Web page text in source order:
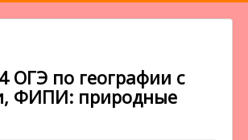
ОГЭ по географии с
ФИПИ: природные